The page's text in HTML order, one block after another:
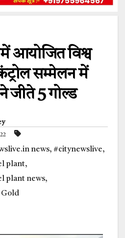
आयोजित विश्व
सम्मेलन में
जीते 5 गोल्ड
news, #citynewslive,
plant,
plant news,
Gold